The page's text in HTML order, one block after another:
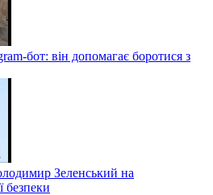
бот: він допомагає боротися з
Зеленський на
безпеки